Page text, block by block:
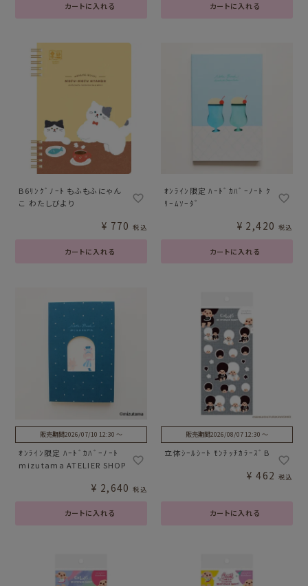
カートに入れる カートに入れる
B6ﾘﾝｸﾞﾉｰﾄ もふもふにゃん
こ わたしびより
カートに入れる
¥ 770 税込
ｵﾝﾗｲﾝ限定 ﾊｰﾄﾞｶﾊﾞｰﾉｰﾄ ｸ
ﾘｰﾑｿｰﾀﾞ
カートに入れる
¥ 2,420 税込
販売期間2026/07/10 12:30〜
ｵﾝﾗｲﾝ限定 ﾊｰﾄﾞｶﾊﾞｰﾉｰﾄ
mizutama ATELIER SHOP
カートに入れる
¥ 2,640 税込
販売期間2026/08/07 12:30 〜
立体ｼｰﾙｼｰﾄ ﾓﾝﾁｯﾁｶﾗｰｽﾞB
カートに入れる
¥ 462 税込